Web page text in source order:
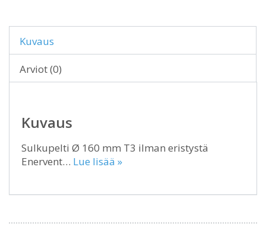
Kuvaus
Arviot (0)
Kuvaus
Sulkupelti Ø 160 mm T3 ilman eristystä
Enervent… Lue lisää »